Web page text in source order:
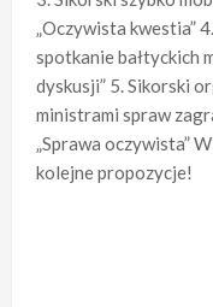
„Oczywista kwestia”
spotkanie bałtyckich
dyskusji” 5. Sikorski
ministrami spraw
„Sprawa oczywista”
kolejne propozycje!